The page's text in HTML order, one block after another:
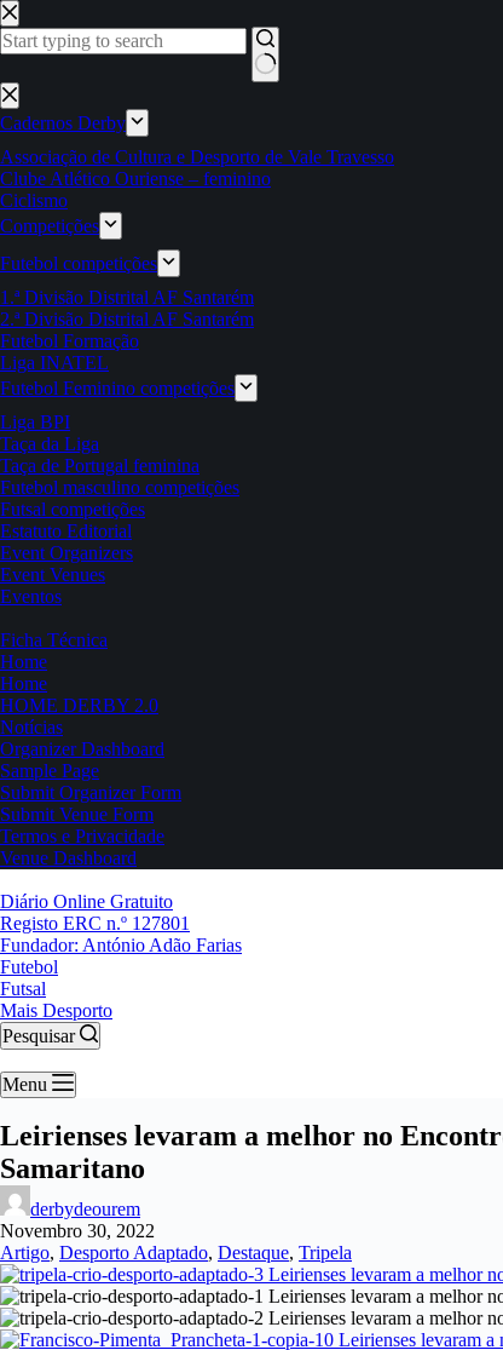
Pular
para
o
Sem
resultados
Cadernos Derby
Associação de Cultura e Desporto de Vale Travesso
Clube Atlético Ouriense – feminino
Ciclismo
Competições
Futebol competições
1.ª Divisão Distrital AF Santarém
2.ª Divisão Distrital AF Santarém
Futebol Formação
Liga INATEL
Futebol Feminino competições
Liga BPI
Taça da Liga
Taça de Portugal feminina
Futebol masculino competições
Futsal competições
Estatuto Editorial
Event Organizers
Event Venues
Eventos
Ficha Técnica
Home
Home
HOME DERBY 2.0
Notícias
Organizer Dashboard
Sample Page
Submit Organizer Form
Submit Venue Form
Termos e Privacidade
Venue Dashboard
Diário Online Gratuito
Registo ERC n.º 127801
Fundador: António Adão Farias
Futebol
Futsal
Mais Desporto
Pesquisar
Menu
Leirienses levaram a melhor no
Samaritano
derbydeourem
Novembro 30, 2022
Artigo, Desporto Adaptado, Destaque, Tripela